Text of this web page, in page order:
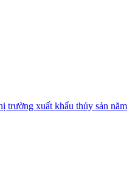
trường xuất khẩu thủy sản năm